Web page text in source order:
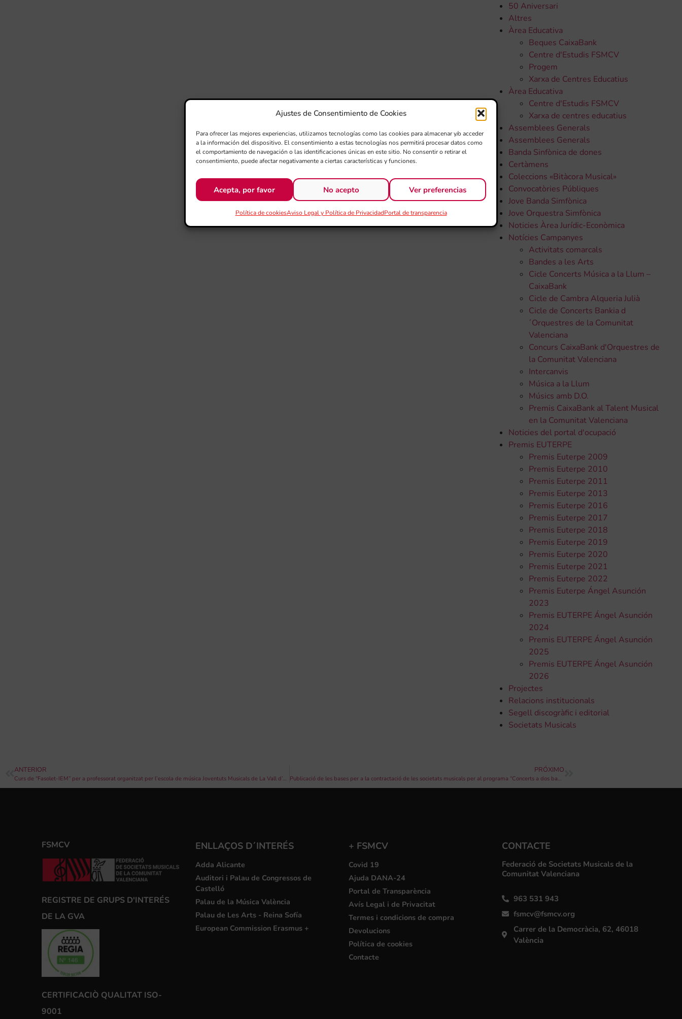
Ajustes de Consentimiento de Cookies
Para ofrecer las mejores experiencias, utilizamos tecnologías como las cookies para almacenar y/o acceder
a la información del dispositivo. El consentimiento a estas tecnologías nos permitirá procesar datos como
el comportamiento de navegación o las identificaciones únicas en este sitio. No consentir o retirar el
consentimiento, puede afectar negativamente a ciertas características y funciones.
Acepta, por favor No acepto Ver preferencias
Política de cookiesAviso Legal y Política de PrivacidadPortal de transparencia
50 Aniversari
Altres
Àrea Educativa
Beques CaixaBank
Centre d'Estudis FSMCV
Progem
Xarxa de Centres Educatius
Àrea Educativa
Centre d'Estudis FSMCV
Xarxa de centres educatius
Assemblees Generals
Assemblees Generals
Banda Sinfònica de dones
Certàmens
Coleccions «Bitàcora Musical»
Convocatòries Públiques
Jove Banda Simfònica
Jove Orquestra Simfònica
Noticies Àrea Jurídic-Econòmica
Notícies Campanyes
Activitats comarcals
Bandes a les Arts
Cicle Concerts Música a la Llum –
CaixaBank
Cicle de Cambra Alqueria Julià
Cicle de Concerts Bankia d
´Orquestres de la Comunitat
Valenciana
Concurs CaixaBank d'Orquestres de
la Comunitat Valenciana
Intercanvis
Música a la Llum
Músics amb D.O.
Premis CaixaBank al Talent Musical
en la Comunitat Valenciana
Noticies del portal d'ocupació
Premis EUTERPE
Premis Euterpe 2009
Premis Euterpe 2010
Premis Euterpe 2011
Premis Euterpe 2013
Premis Euterpe 2016
Premis Euterpe 2017
Premis Euterpe 2018
Premis Euterpe 2019
Premis Euterpe 2020
Premis Euterpe 2021
Premis Euterpe 2022
Premis Euterpe Ángel Asunción
2023
Premis EUTERPE Ángel Asunción
2024
Premis EUTERPE Ángel Asunción
2025
Premis EUTERPE Ángel Asunción
2026
Projectes
Relacions institucionals
Segell discogràfic i editorial
Societats Musicals
ANTERIOR
Curs de “Fasolet-IEM” per a professorat organitzat per l’escola de música Joventuts Musicals de La Vall d’Albaida
PRÓXIMO
Publicació de les bases per a la contractació de les societats musicals per al programa “Concerts a dos bandes” 2024
FSMCV
REGISTRE DE GRUPS D'INTERÉS
DE LA GVA
CERTIFICACIÒ QUALITAT ISO-
9001
ENLLAÇOS D´INTERÉS
Adda Alicante
Auditori i Palau de Congressos de
Castelló
Palau de la Música València
Palau de Les Arts - Reina Sofía
European Commission Erasmus +
+ FSMCV
Covid 19
Ajuda DANA-24
Portal de Transparència
Avís Legal i de Privacitat
Termes i condicions de compra
Devolucions
Política de cookies
Contacte
CONTACTE
Federació de Societats Musicals de la
Comunitat Valenciana
963 531 943
fsmcv@fsmcv.org
Carrer de la Democràcia, 62, 46018
València